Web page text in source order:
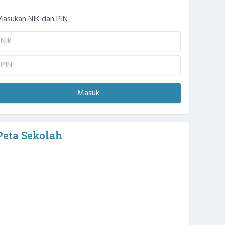
NIK dan PIN
Masuk
Sekolah